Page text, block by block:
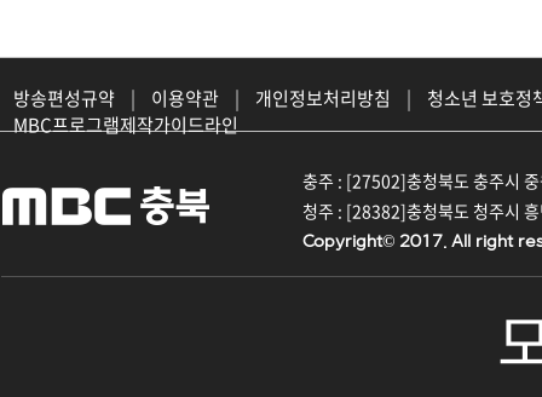
방송편성규약 | 이용약관 | 개인정보처리방침 |
청소년 보호정
MBC프로그램제작가이드라인
충주 : [27502]충청북도 충주시
청주 : [28382]충청북도 청주시
Copyright© 2017. All right